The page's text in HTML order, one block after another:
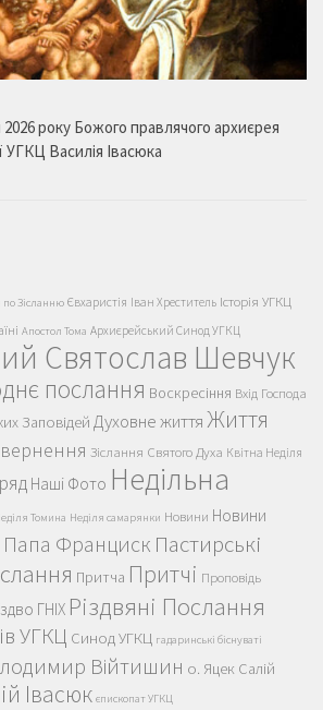
року Божого правлячого архиєрея
УГКЦ Василія Івасюка
по Зісланню Євхаристія Іван Хреститель Історія УГКЦ
Апостол Тома Архиєрейський Синод УГКЦ
Святослав Шевчук
послання Воскресіння Вхід Господа
Заповідей Духовне життяЖиття
Зіслання Святого Духа Квітна Неділя
Наші Фото Недільна
Томина Неділя самарянки Новини Новини
Папа Франциск Пастирські
Притча Притчі Проповідь
ГНІХ Різдвяні Послання
УГКЦ Синод УГКЦ гадаринські біснуваті
Війтишин о. Яцек Салій
Івасюк єпископат УГКЦ